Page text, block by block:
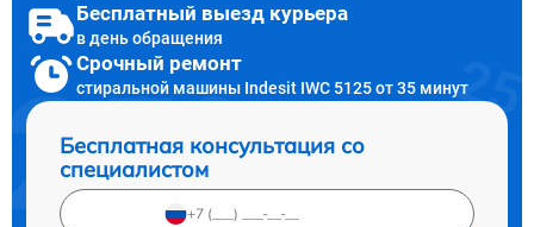
Бесплатный выезд курьера
в день обращения
Срочный ремонт
стиральной машины Indesit IWC 5125 от 35 минут
Бесплатная консультация со
специалистом